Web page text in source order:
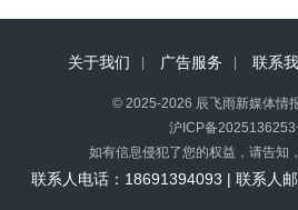
关于我们 广告服务 联系
© 2025-2026 辰飞雨新媒体情
沪ICP备
如有信息侵犯了您的权益，请告知
联系人电话：18691394093 | 联系人